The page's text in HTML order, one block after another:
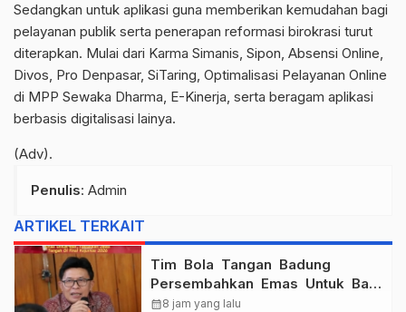
Sedangkan untuk aplikasi guna memberikan kemudahan bagi
pelayanan publik serta penerapan reformasi birokrasi turut
diterapkan. Mulai dari Karma Simanis, Sipon, Absensi Online,
Divos, Pro Denpasar, SiTaring, Optimalisasi Pelayanan Online
di MPP Sewaka Dharma, E-Kinerja, serta beragam aplikasi
berbasis digitalisasi lainya.
(Adv).
Penulis: Admin
ARTIKEL TERKAIT
Tim Bola Tangan Badung
Persembahkan Emas Untuk Bali
, Taklukkan Jawa Tengah Di
calendar_month8 jam yang lalu